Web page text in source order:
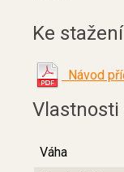
Ke stažení
Návod
Váha